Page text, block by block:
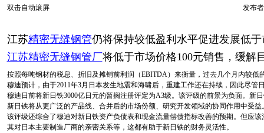
双击自动滚屏
发布
江苏精密无缝钢管仍将保持较低盈利水平促进发展低
江苏精密无缝钢管厂将低于市场价格100元销售，缓解
按照每吨钢材的税息、折旧及摊销前利润（EBITDA）来衡量，过去几个月内较
穆迪预计，由于2011年3月日本发生地震和海啸后，重建工作还在持续，因此尽
穆迪日前将新日铁3000亿日元的暂搁注册评定为A3级。该评级的前景为负面。
新日铁将从更广泛的产品线、合并后的市场份额、研究开发领域的协同作用中受
该评级还综合了穆迪对新日铁资产负债表和现金流量偿债指标改善的预期。但应
其对日本主要制造厂商的亲密关系等，这都有助于新日铁的财务灵活性。